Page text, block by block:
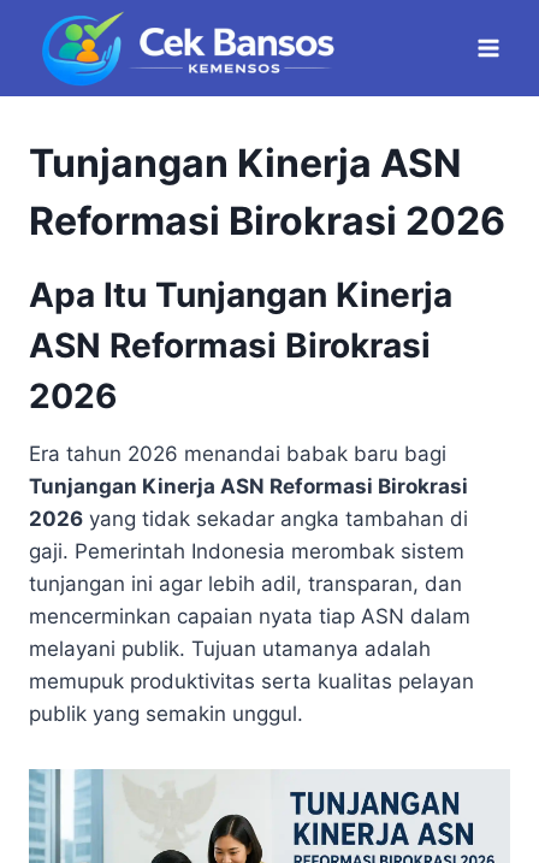
content
Tunjangan Kinerja ASN
Reformasi Birokrasi 2026
Apa Itu Tunjangan Kinerja
ASN Reformasi Birokrasi
2026
Era tahun 2026 menandai babak baru bagi
Tunjangan Kinerja ASN Reformasi Birokrasi
2026 yang tidak sekadar angka tambahan di
gaji. Pemerintah Indonesia merombak sistem
tunjangan ini agar lebih adil, transparan, dan
mencerminkan capaian nyata tiap ASN dalam
melayani publik. Tujuan utamanya adalah
memupuk produktivitas serta kualitas pelayan
publik yang semakin unggul.